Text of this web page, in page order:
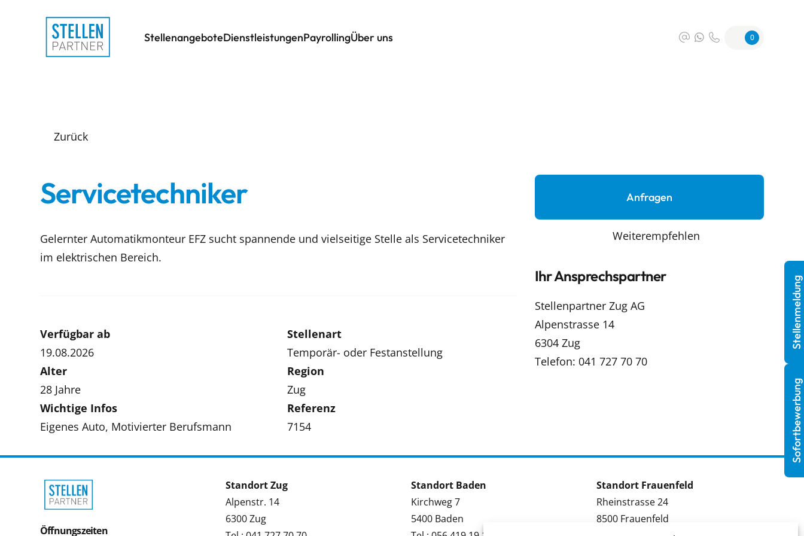
StellenangeboteDienstleistungenPayrollingÜber uns 0
Zurück
Servicetechniker
Gelernter Automatikmonteur EFZ sucht spannende und vielseitige Stelle als Servicetechniker
im elektrischen Bereich.
Verfügbar ab
19.08.2026
Stellenart
Temporär- oder Festanstellung
Alter
28 Jahre
Region
Zug
Wichtige Infos
Eigenes Auto, Motivierter Berufsmann
Referenz
7154
Anfragen
Weiterempfehlen
Ihr Ansprechspartner
Stellenpartner Zug AG
Alpenstrasse 14
6304 Zug
Telefon: 041 727 70 70
Öffnungszeiten
Standort Zug
Alpenstr. 14
6300 Zug
Standort Baden
Kirchweg 7
5400 Baden
Standort Frauenfeld
Rheinstrasse 24
8500 Frauenfeld
Sofortbewerbung
Stellenmeldung